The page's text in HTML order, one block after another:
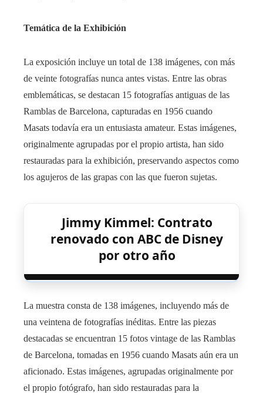
Temática de la Exhibición
La exposición incluye un total de 138 imágenes, con más
de veinte fotografías nunca antes vistas. Entre las obras
emblemáticas, se destacan 15 fotografías antiguas de las
Ramblas de Barcelona, capturadas en 1956 cuando
Masats todavía era un entusiasta amateur. Estas imágenes,
originalmente agrupadas por el propio artista, han sido
restauradas para la exhibición, preservando aspectos como
los agujeros de las grapas con las que fueron sujetas.
Jimmy Kimmel: Contrato
renovado con ABC de Disney
por otro año
La muestra consta de 138 imágenes, incluyendo más de
una veintena de fotografías inéditas. Entre las piezas
destacadas se encuentran 15 fotos vintage de las Ramblas
de Barcelona, tomadas en 1956 cuando Masats aún era un
aficionado. Estas imágenes, agrupadas originalmente por
el propio fotógrafo, han sido restauradas para la